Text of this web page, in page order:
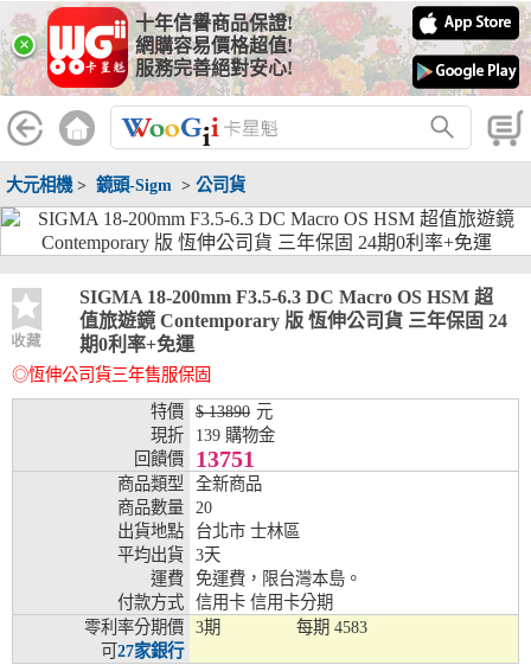
×
十年信譽商品保證!
網購容易價格超值!
服務完善絕對安心!
大元相機 > 鏡頭-Sigm > 公司貨
收藏
SIGMA 18-200mm F3.5-6.3 DC Macro OS HSM 超
值旅遊鏡 Contemporary 版 恆伸公司貨 三年保固 24
期0利率+免運
◎恆伸公司貨三年售服保固
特價
$ 13890 元
現折
139 購物金
回饋價
13751
商品類型
全新商品
商品數量
20
出貨地點
台北市 士林區
平均出貨
3天
運費
免運費，限台灣本島。
付款方式
信用卡 信用卡分期
零利率分期價
可27家銀行
3期 每期 4583
線上分期銀行
WooGii 與 綠界 合作，『信用卡分期付款』 與 『信用卡零利率
分期付款』 的配合銀行如下：
分期期數 提供分期之銀行
兆豐銀行、合作金庫、第一銀行、華南銀行、
彰化銀行、上海銀行、富邦銀行、國泰世華、
台灣企銀、台中銀行、匯豐銀行、華泰銀行、
銀、元大銀行、永豐銀行、玉山銀行、凱基銀
行、星展銀行、台新銀行、安泰銀行、中國信
託、台灣樂天、三信商銀
兆豐銀行、合作金庫、第一銀行、華南銀行、
彰化銀行、上海銀行、富邦銀行、國泰世華、
台灣企銀、台中銀行、匯豐銀行、華泰銀行、
臺灣新光銀行、陽信銀行、聯邦銀行、遠東商
銀、元大銀行、永豐銀行、玉山銀行、凱基銀
行、星展銀行、台新銀行、安泰銀行、中國信
託、台灣樂天、三信商銀
兆豐銀行、合作金庫、第一銀行、華南銀行、
彰化銀行、上海銀行、富邦銀行、國泰世華、
台灣企銀、台中銀行、匯豐銀行、華泰銀行、
臺灣新光銀行、陽信銀行、聯邦銀行、遠東商
銀、元大銀行、永豐銀行、玉山銀行、凱基銀